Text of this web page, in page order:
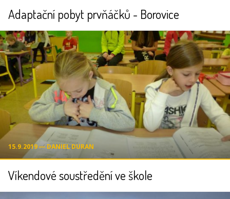
Adaptační pobyt prvňáčků - Borovice
15.9.2019 ― DANIEL DURAN
Víkendové soustředění ve škole